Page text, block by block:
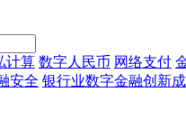
计算 数字人民币 网络支付
安全 银行业数字金融创新